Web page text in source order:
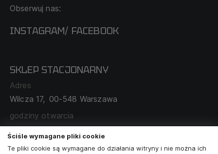
DOSTAWA I PŁATNOŚĆ
O NAS
MAPA SERWISU
ZAMÓWIENIA KORPORACYJNE
WSPÓŁPRACA Z PARTNERAMI
Obserwuj nas:
INSTAGRAM/ FACEBOOK
SKLEP STACJONARNY
Adres
Wilcza 17, 00-548 Warszawa
godziny otwarcia
poniedziałek - sobota: 11:00 - 19:00
Ściśle wymagane pliki cookie
Te pliki cookie są wymagane do działania witryny i nie można ich